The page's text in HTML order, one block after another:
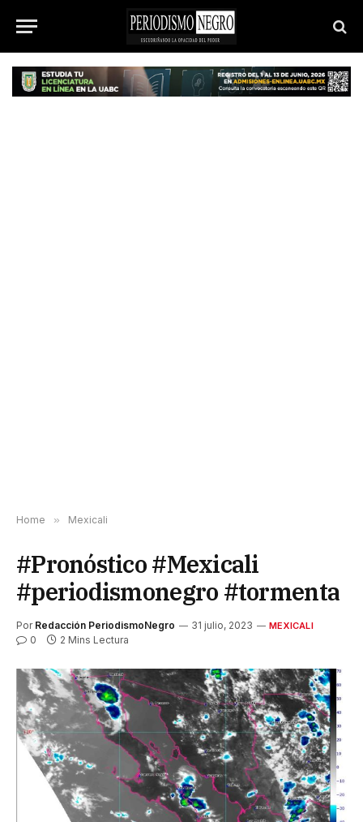
Home » Mexicali
#Pronóstico #Mexicali
#periodismonegro #tormenta
Por Redacción PeriodismoNegro 31 julio, 2023 MEXICALI
0 2 Mins Lectura